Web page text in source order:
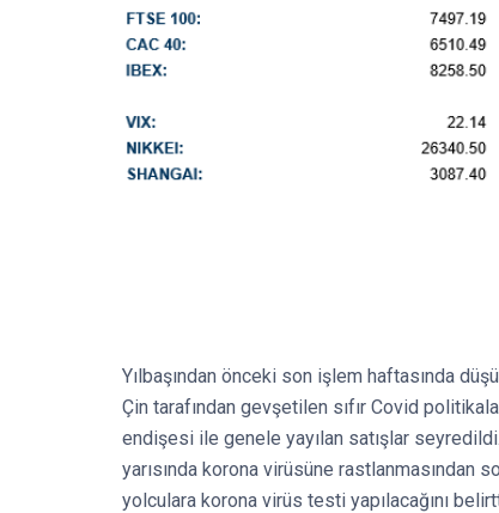
Yılbaşından önceki son işlem haftasında
Çin tarafından gevşetilen sıfır Covid
endişesi ile genele yayılan satışlar seyredildi.
yarısında korona virüsüne rastlanmasından
yolculara korona virüs testi yapılacağını